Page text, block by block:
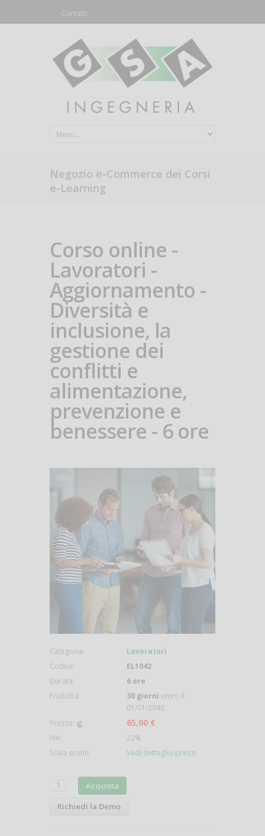
Contatti
Negozio e-Commerce dei Corsi
e-Learning
Corso online -
Lavoratori -
Aggiornamento -
Diversità e
inclusione, la
gestione dei
conflitti e
alimentazione,
prevenzione e
benessere - 6 ore
Categoria:
Lavoratori
Codice:
EL1042
Durata:
6 ore
Fruibilità:
30 giorni entro il
01/01/2040
Prezzo:
65,00 €
IVA:
22%
Scala sconti:
Vedi dettaglio prezzi
Acquista
Richiedi la Demo